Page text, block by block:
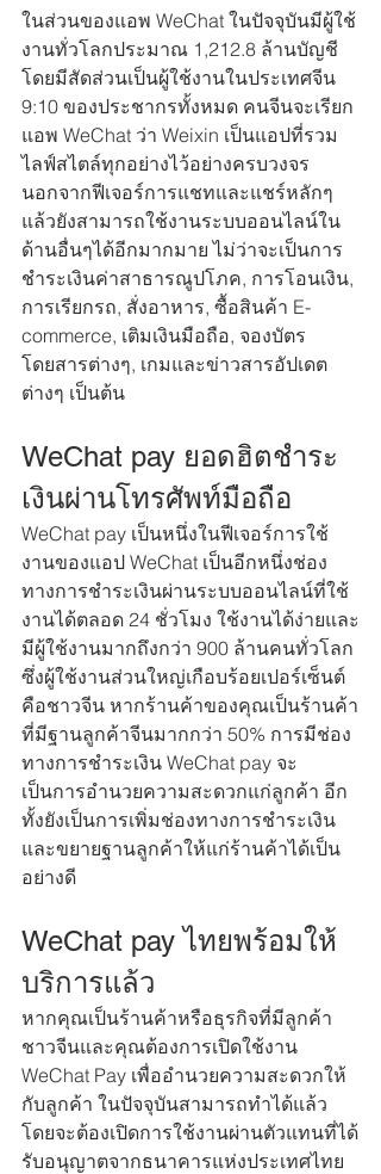
ในส่วนของแอพ WeChat ในปัจจุบันมีผู้ใช้
งานทั่วโลกประมาณ 1,212.8 ล้านบัญชี
โดยมีสัดส่วนเป็นผู้ใช้งานในประเทศจีน
9:10 ของประชากรทั้งหมด คนจีนจะเรียก
แอพ WeChat ว่า Weixin เป็นแอปที่รวม
ไลฟ์สไตล์ทุกอย่างไว้อย่างครบวงจร
นอกจากฟีเจอร์การแชทและแชร์หลักๆ
แล้วยังสามารถใช้งานระบบออนไลน์ใน
ด้านอื่นๆได้อีกมากมาย ไม่ว่าจะเป็นการ
ชำระเงินค่าสาธารณูปโภค, การโอนเงิน,
การเรียกรถ, สั่งอาหาร, ซื้อสินค้า E-
commerce, เติมเงินมือถือ, จองบัตร
โดยสารต่างๆ, เกมและข่าวสารอัปเดต
ต่างๆ เป็นต้น
WeChat pay ยอดฮิตชำระ
เงินผ่านโทรศัพท์มือถือ
WeChat pay เป็นหนึ่งในฟีเจอร์การใช้
งานของแอป WeChat เป็นอีกหนึ่งช่อง
ทางการชำระเงินผ่านระบบออนไลน์ที่ใช้
งานได้ตลอด 24 ชั่วโมง ใช้งานได้ง่ายและ
มีผู้ใช้งานมากถึงกว่า 900 ล้านคนทั่วโลก
ซึ่งผู้ใช้งานส่วนใหญ่เกือบร้อยเปอร์เซ็นต์
คือชาวจีน หากร้านค้าของคุณเป็นร้านค้า
ที่มีฐานลูกค้าจีนมากกว่า 50% การมีช่อง
ทางการชำระเงิน WeChat pay จะ
เป็นการอำนวยความสะดวกแก่ลูกค้า อีก
ทั้งยังเป็นการเพิ่มช่องทางการชำระเงิน
และขยายฐานลูกค้าให้แก่ร้านค้าได้เป็น
อย่างดี
WeChat pay ไทยพร้อมให้
บริการแล้ว
หากคุณเป็นร้านค้าหรือธุรกิจที่มีลูกค้า
ชาวจีนและคุณต้องการเปิดใช้งาน
WeChat Pay เพื่ออำนวยความสะดวกให้
กับลูกค้า ในปัจจุบันสามารถทำได้แล้ว
โดยจะต้องเปิดการใช้งานผ่านตัวแทนที่ได้
รับอนุญาตจากธนาคารแห่งประเทศไทย